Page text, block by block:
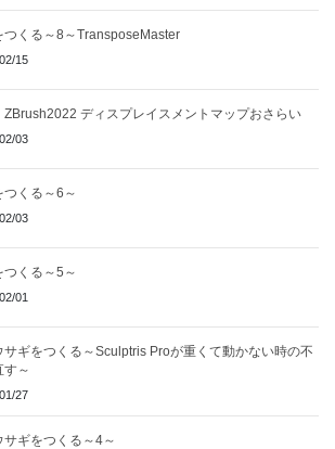
つくる～8～TransposeMaster
15
ZBrush2022 ディスプレイスメントマップおさらい
03
つくる～6～
03
つくる～5～
01
サギをつくる～Sculptris Proが重くて動かない時の不
す～
27
サギをつくる～4～